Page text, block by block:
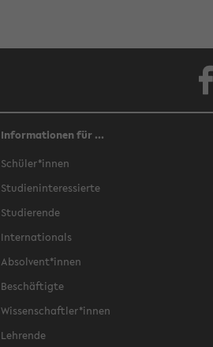
Informationen für ...
Schü­ler*innen
Stu­di­en­in­ter­es­sier­te
Stu­die­ren­de
In­ter­na­tio­nals
Ab­sol­vent*innen
Be­schäf­tig­te
Wis­sen­schaft­ler*innen
Leh­ren­de